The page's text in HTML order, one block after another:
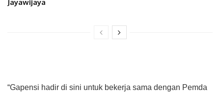
Jayawijaya
“Gapensi hadir di sini untuk bekerja sama dengan Pemda